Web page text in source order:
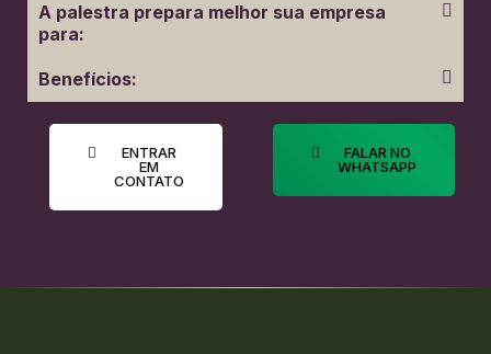
A palestra prepara melhor sua empresa
para:
Benefícios:
ENTRAR
EM
CONTATO
FALAR NO
WHATSAPP